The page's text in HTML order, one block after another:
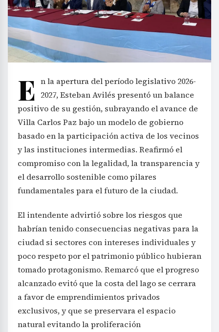
E n la apertura del período legislativo 2026-
2027, Esteban Avilés presentó un balance
positivo de su gestión, subrayando el avance de
Villa Carlos Paz bajo un modelo de gobierno
basado en la participación activa de los vecinos
y las instituciones intermedias. Reafirmó el
compromiso con la legalidad, la transparencia y
el desarrollo sostenible como pilares
fundamentales para el futuro de la ciudad.
El intendente advirtió sobre los riesgos que
habrían tenido consecuencias negativas para la
ciudad si sectores con intereses individuales y
poco respeto por el patrimonio público hubieran
tomado protagonismo. Remarcó que el progreso
alcanzado evitó que la costa del lago se cerrara
a favor de emprendimientos privados
exclusivos, y que se preservara el espacio
natural evitando la proliferación